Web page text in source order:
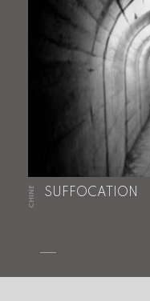
CHINE SUFFOCATION